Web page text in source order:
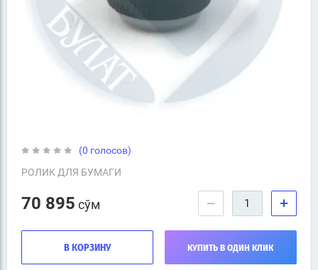
(0 голосов)
РОЛИК ДЛЯ БУМАГИ
70 895 сўм − +
В КОРЗИНУ КУПИТЬ В ОДИН КЛИК